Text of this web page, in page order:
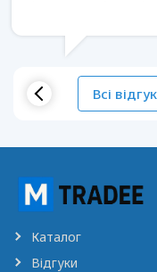
Всі
Каталог
Відгуки